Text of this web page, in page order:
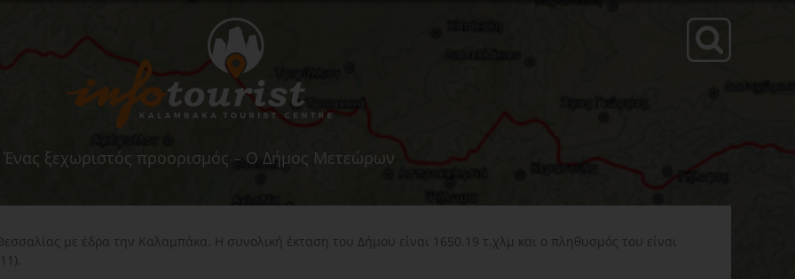
Ένας ξεχωριστός προορισμός – Ο Δήμος Μετεώρων
με έδρα την Καλαμπάκα. Η συνολική έκταση του Δήμου είναι 1650.19 τ.χλμ και ο πληθυσμός του είναι